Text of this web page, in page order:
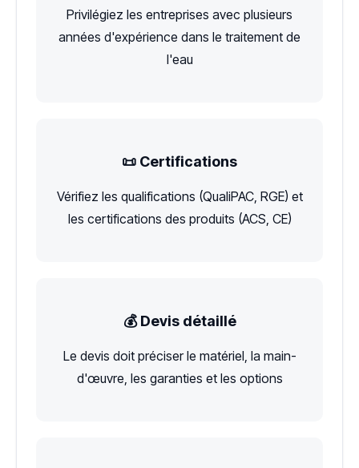
Privilégiez les entreprises avec plusieurs
années d'expérience dans le traitement de
l'eau
📜 Certifications
Vérifiez les qualifications (QualiPAC, RGE) et
les certifications des produits (ACS, CE)
💰 Devis détaillé
Le devis doit préciser le matériel, la main-
d'œuvre, les garanties et les options